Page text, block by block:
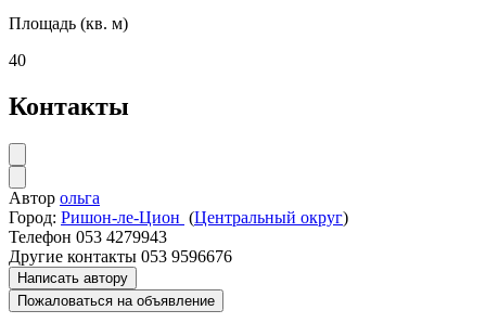
Площадь (кв. м)
40
Контакты
Автор ольга
Город: Ришон-ле-Цион (Центральный округ)
Телефон 053 4279943
Другие контакты 053 9596676
Написать автору
Пожаловаться на объявление